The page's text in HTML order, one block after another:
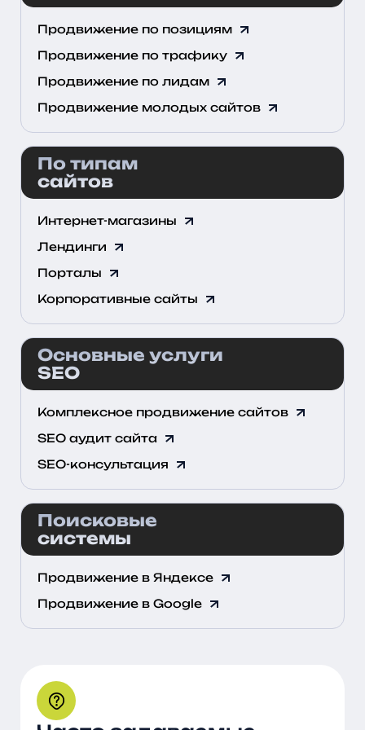
Продвижение по позициям
Продвижение по трафику
Продвижение по лидам
Продвижение молодых сайтов
По типам
сайтов
Интернет-магазины
Лендинги
Порталы
Корпоративные сайты
Основные услуги
SEO
Комплексное продвижение сайтов
SEO аудит сайта
SEO-консультация
Поисковые
системы
Продвижение в Яндексе
Продвижение в Google